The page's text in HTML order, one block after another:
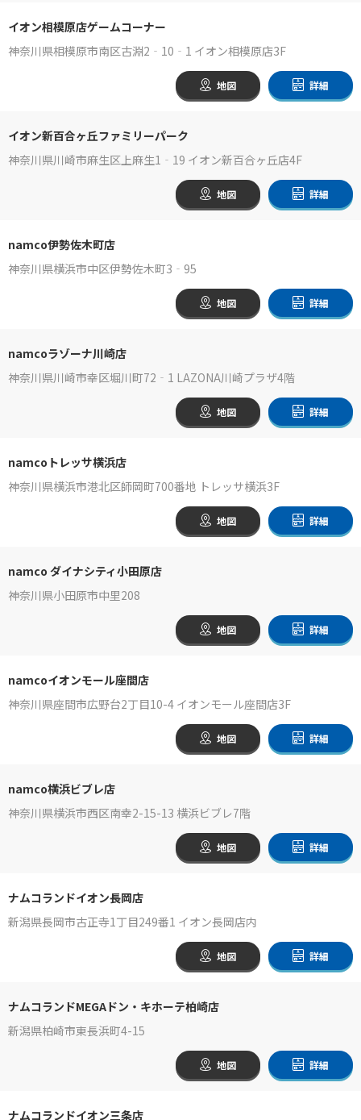
イオン相模原店ゲームコーナー
神奈川県相模原市南区古淵2‐10‐1 イオン相模原店3F
地図 詳細
イオン新百合ヶ丘ファミリーパーク
神奈川県川崎市麻生区上麻生1‐19 イオン新百合ヶ丘店4F
地図 詳細
namco伊勢佐木町店
神奈川県横浜市中区伊勢佐木町3‐95
地図 詳細
namcoラゾーナ川崎店
神奈川県川崎市幸区堀川町72‐1 LAZONA川崎プラザ4階
地図 詳細
namcoトレッサ横浜店
神奈川県横浜市港北区師岡町700番地 トレッサ横浜3F
地図 詳細
namco ダイナシティ小田原店
神奈川県小田原市中里208
地図 詳細
namcoイオンモール座間店
神奈川県座間市広野台2丁目10-4 イオンモール座間店3F
地図 詳細
namco横浜ビブレ店
神奈川県横浜市西区南幸2-15-13 横浜ビブレ7階
地図 詳細
ナムコランドイオン長岡店
新潟県長岡市古正寺1丁目249番1 イオン長岡店内
地図 詳細
ナムコランドMEGAドン・キホーテ柏崎店
新潟県柏崎市東長浜町4-15
地図 詳細
ナムコランドイオン三条店